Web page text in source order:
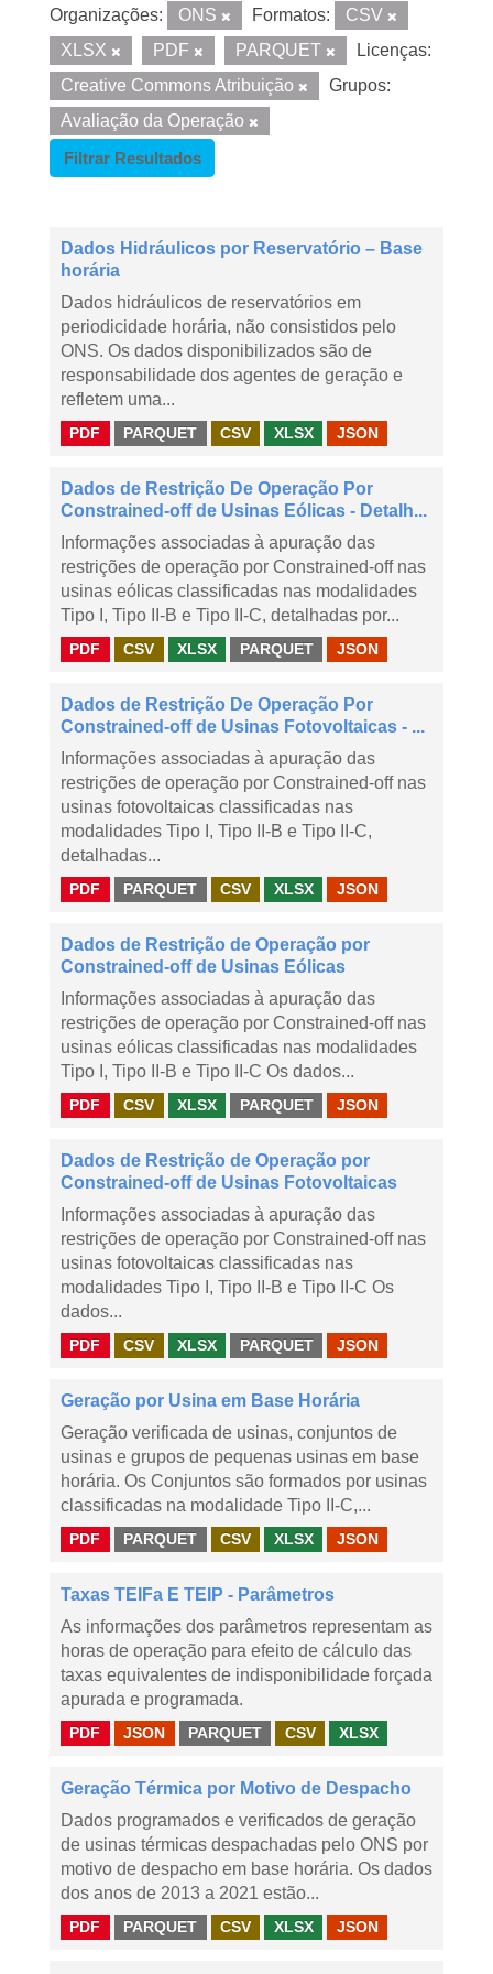
Organizações: ONS Formatos:
CSV
XLSX
PDF PARQUET
Licenças:
Creative Commons Atribuição
Grupos:
Avaliação da Operação
Filtrar Resultados
Dados Hidráulicos por Reservatório – Base
horária
Dados hidráulicos de reservatórios em
periodicidade horária, não consistidos pelo
ONS. Os dados disponibilizados são de
responsabilidade dos agentes de geração e
refletem uma...
PDF PARQUET CSV XLSX JSON
Dados de Restrição De Operação Por
Constrained-off de Usinas Eólicas - Detalh...
Informações associadas à apuração das
restrições de operação por Constrained-off nas
usinas eólicas classificadas nas modalidades
Tipo I, Tipo II-B e Tipo II-C, detalhadas por...
PDF CSV XLSX PARQUET JSON
Dados de Restrição De Operação Por
Constrained-off de Usinas Fotovoltaicas - ...
Informações associadas à apuração das
restrições de operação por Constrained-off nas
usinas fotovoltaicas classificadas nas
modalidades Tipo I, Tipo II-B e Tipo II-C,
detalhadas...
PDF PARQUET CSV XLSX JSON
Dados de Restrição de Operação por
Constrained-off de Usinas Eólicas
Informações associadas à apuração das
restrições de operação por Constrained-off nas
usinas eólicas classificadas nas modalidades
Tipo I, Tipo II-B e Tipo II-C Os dados...
PDF CSV XLSX PARQUET JSON
Dados de Restrição de Operação por
Constrained-off de Usinas Fotovoltaicas
Informações associadas à apuração das
restrições de operação por Constrained-off nas
usinas fotovoltaicas classificadas nas
modalidades Tipo I, Tipo II-B e Tipo II-C Os
dados...
PDF CSV XLSX PARQUET JSON
Geração por Usina em Base Horária
Geração verificada de usinas, conjuntos de
usinas e grupos de pequenas usinas em base
horária. Os Conjuntos são formados por usinas
classificadas na modalidade Tipo II-C,...
PDF PARQUET CSV XLSX JSON
Taxas TEIFa E TEIP - Parâmetros
As informações dos parâmetros representam as
horas de operação para efeito de cálculo das
taxas equivalentes de indisponibilidade forçada
apurada e programada.
PDF JSON PARQUET CSV XLSX
Geração Térmica por Motivo de Despacho
Dados programados e verificados de geração
de usinas térmicas despachadas pelo ONS por
motivo de despacho em base horária. Os dados
dos anos de 2013 a 2021 estão...
PDF PARQUET CSV XLSX JSON